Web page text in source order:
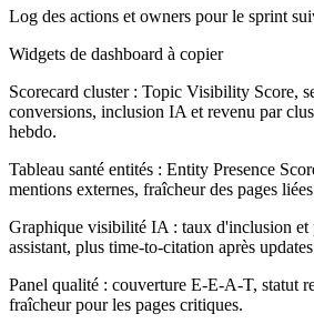
Log des actions et owners pour le sprint
Widgets de dashboard à copier
Scorecard cluster : Topic Visibility Score,
conversions, inclusion IA et revenu par
hebdo.
Tableau santé entités : Entity Presence
mentions externes, fraîcheur des pages
Graphique visibilité IA : taux d'inclusion et
assistant, plus time-to-citation après
Panel qualité : couverture E-E-A-T, statut
fraîcheur pour les pages critiques.